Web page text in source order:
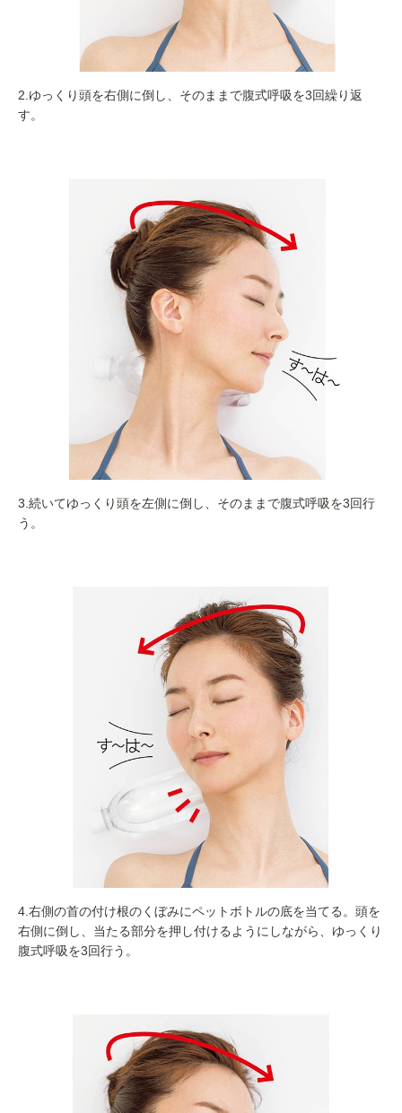
2.ゆっくり頭を右側に倒し、そのままで腹式呼吸を3回繰り返
す。
3.続いてゆっくり頭を左側に倒し、そのままで腹式呼吸を3回行
う。
4.右側の首の付け根のくぼみにペットボトルの底を当てる。頭を
右側に倒し、当たる部分を押し付けるようにしながら、ゆっくり
腹式呼吸を3回行う。